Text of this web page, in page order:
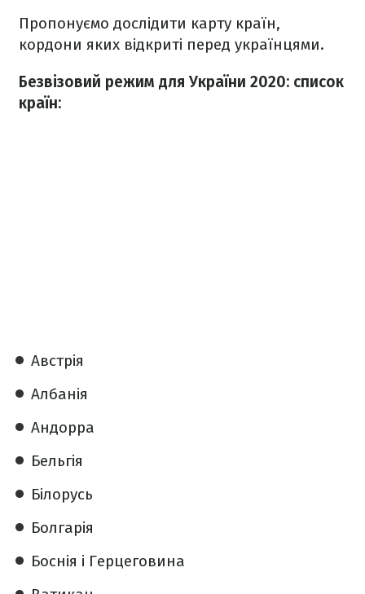
Пропонуємо дослідити карту країн,
кордони яких відкриті перед українцями.
Безвізовий режим для України 2020: список
країн:
Австрія
Албанія
Андорра
Бельгія
Білорусь
Болгарія
Боснія і Герцеговина